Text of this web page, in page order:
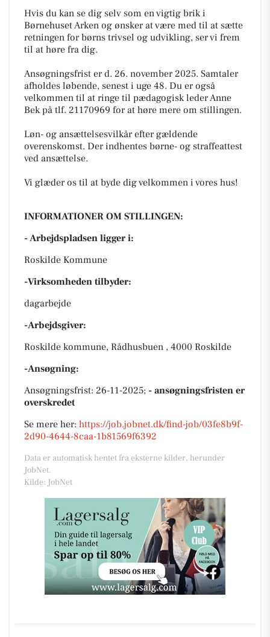
Hvis du kan se dig selv som en vigtig brik i
Børnehuset Arken og ønsker at være med til at sætte
retningen for børns trivsel og udvikling, ser vi frem
til at høre fra dig.
Ansøgningsfrist er d. 26. november 2025. Samtaler
afholdes løbende, senest i uge 48. Du er også
velkommen til at ringe til pædagogisk leder Anne
Bek på tlf. 21170969 for at høre mere om stillingen.
Løn- og ansættelsesvilkår efter gældende
overenskomst. Der indhentes børne- og straffeattest
ved ansættelse.
Vi glæder os til at byde dig velkommen i vores hus!
INFORMATIONER OM STILLINGEN:
- Arbejdspladsen ligger i:
Roskilde Kommune
-Virksomheden tilbyder:
dagarbejde
-Arbejdsgiver:
Roskilde kommune, Rådhusbuen , 4000 Roskilde
-Ansøgning:
Ansøgningsfrist: 26-11-2025; - ansøgningsfristen er
overskredet
Se mere her: https://job.jobnet.dk/find-job/03fe8b9f-
2d90-4644-8caa-1b81569f6392
Data er automatisk hentet fra eksterne kilder, herunder
JobNet.
Kilde: JobNet